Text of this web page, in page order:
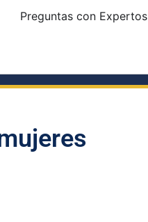
Preguntas con Expertos